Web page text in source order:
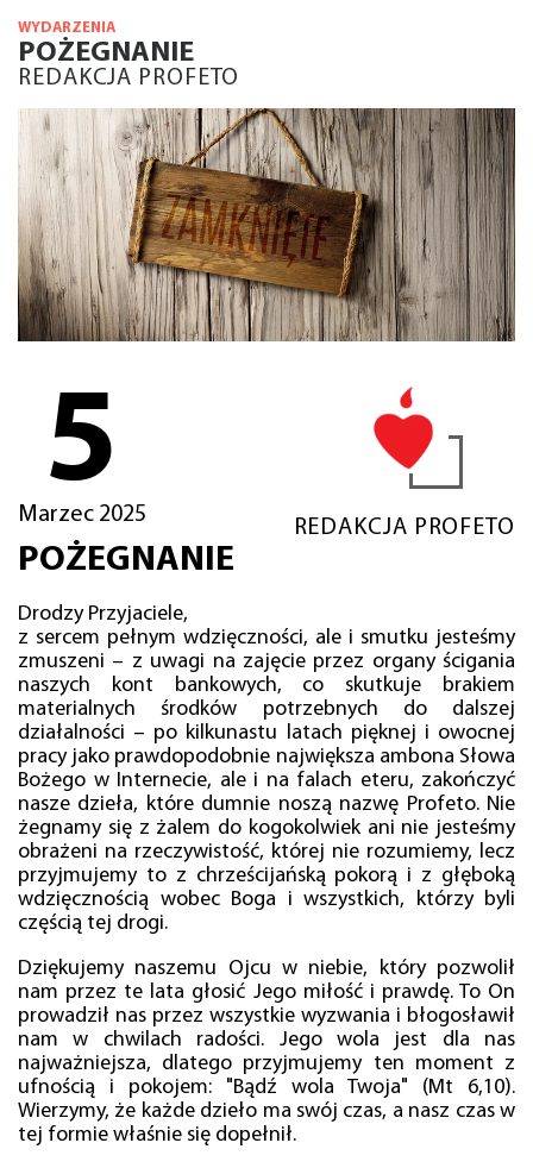
WYDARZENIA
POŻEGNANIE
REDAKCJA PROFETO
5
Marzec 2025
REDAKCJA PROFETO
POŻEGNANIE
Drodzy Przyjaciele,
z sercem pełnym wdzięczności, ale i smutku jesteśmy
zmuszeni – z uwagi na zajęcie przez organy ścigania
naszych kont bankowych, co skutkuje brakiem
materialnych środków potrzebnych do dalszej
działalności – po kilkunastu latach pięknej i owocnej
pracy jako prawdopodobnie największa ambona Słowa
Bożego w Internecie, ale i na falach eteru, zakończyć
nasze dzieła, które dumnie noszą nazwę Profeto. Nie
żegnamy się z żalem do kogokolwiek ani nie jesteśmy
obrażeni na rzeczywistość, której nie rozumiemy, lecz
przyjmujemy to z chrześcijańską pokorą i z głęboką
wdzięcznością wobec Boga i wszystkich, którzy byli
częścią tej drogi.
Dziękujemy naszemu Ojcu w niebie, który pozwolił
nam przez te lata głosić Jego miłość i prawdę. To On
prowadził nas przez wszystkie wyzwania i błogosławił
nam w chwilach radości. Jego wola jest dla nas
najważniejsza, dlatego przyjmujemy ten moment z
ufnością i pokojem: "Bądź wola Twoja" (Mt 6,10).
Wierzymy, że każde dzieło ma swój czas, a nasz czas w
tej formie właśnie się dopełnił.